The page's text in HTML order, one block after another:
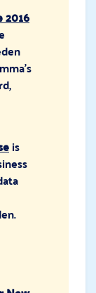
2016
is